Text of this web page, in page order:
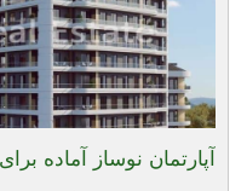
آپارتمان نوساز آماده